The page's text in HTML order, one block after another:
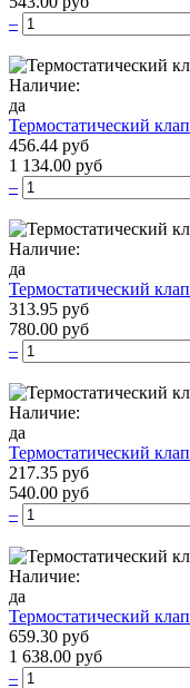
–
Наличие:
да
Термостатический
456.44 руб
1 134.00 руб
–
Наличие:
да
Термостатический
313.95 руб
780.00 руб
–
Наличие:
да
Термостатический
217.35 руб
540.00 руб
–
Наличие:
да
Термостатический
659.30 руб
1 638.00 руб
–